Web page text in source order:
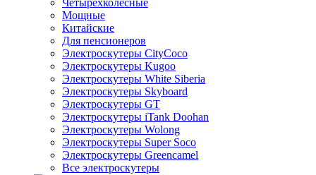
Четырехколесные
Мощные
Китайские
Для пенсионеров
Электроскутеры CityCoco
Электроскутеры Kugoo
Электроскутеры White Siberia
Электроскутеры Skyboard
Электроскутеры GT
Электроскутеры iTank Doohan
Электроскутеры Wolong
Электроскутеры Super Soco
Электроскутеры Greencamel
Все электроскутеры